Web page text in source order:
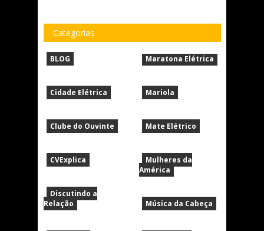
Categorias
BLOG
Cidade Elétrica
Clube do Ouvinte
CVExplica
Discutindo a
Relação
Maratona Elétrica
Mariola
Mate Elétrico
Mulheres da
América
Música da Cabeça